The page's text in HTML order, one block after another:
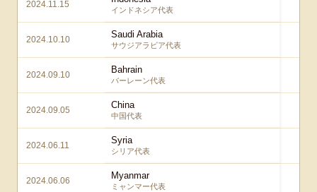
2024.11.15
インドネシア代表
2024.10.10 Saudi Arabia
サウジアラビア代表
2024.09.10 Bahrain
バーレーン代表
2024.09.05 China
中国代表
2024.06.11 Syria
シリア代表
2024.06.06 Myanmar
ミャンマー代表